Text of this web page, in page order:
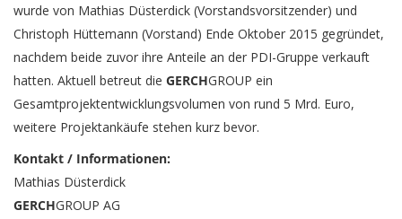
wurde von Mathias Düsterdick (Vorstandsvorsitzender) und
Christoph Hüttemann (Vorstand) Ende Oktober 2015 gegründet,
nachdem beide zuvor ihre Anteile an der PDI-Gruppe verkauft
hatten. Aktuell betreut die GERCHGROUP ein
Gesamtprojektentwicklungsvolumen von rund 5 Mrd. Euro,
weitere Projektankäufe stehen kurz bevor.
Kontakt / Informationen:
Mathias Düsterdick
GERCHGROUP AG